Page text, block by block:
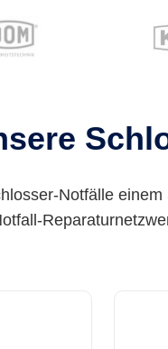
Notfälle